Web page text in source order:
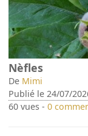
Nèfles
De Mimi
Publié le 24/07/
60 vues -0